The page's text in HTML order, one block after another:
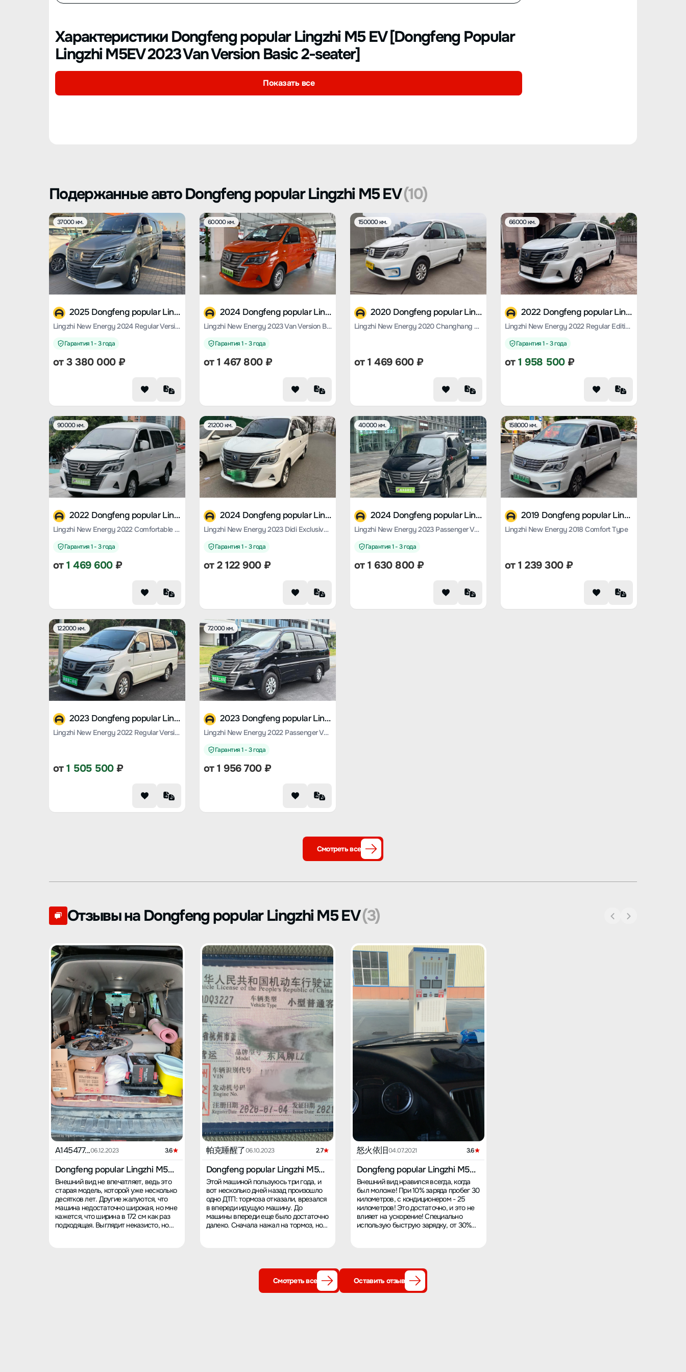
Характеристики Dongfeng popular Lingzhi M5 EV [Dongfeng Popular
Lingzhi M5EV 2023 Van Version Basic 2-seater]
Показать все
Подержанные авто Dongfeng popular Lingzhi M5 EV(10)
37000 км.
2025 Dongfeng popular Lingzhi M5 EV
Lingzhi New Energy 2024 Regular Version Basic 9-seater
Гарантия 1 - 3 года
от3 380 000₽
60000 км.
2024 Dongfeng popular Lingzhi M5 EV
Lingzhi New Energy 2023 Van Version Basic 2-seater
Гарантия 1 - 3 года
от1 467 800₽
150000 км.
2020 Dongfeng popular Lingzhi M5 EV
Lingzhi New Energy 2020 Changhang Edition Luxury 7-seater
от1 469 600₽
66000 км.
2022 Dongfeng popular Lingzhi M5 EV
Lingzhi New Energy 2022 Regular Edition Luxury 7-seater
Гарантия 1 - 3 года
от1 958 500₽
90000 км.
2022 Dongfeng popular Lingzhi M5 EV
Lingzhi New Energy 2022 Comfortable 7-seater
Гарантия 1 - 3 года
от1 469 600₽
21200 км.
2024 Dongfeng popular Lingzhi M5 EV
Lingzhi New Energy 2023 Didi Exclusive 7-seater
Гарантия 1 - 3 года
от2 122 900₽
40000 км.
2024 Dongfeng popular Lingzhi M5 EV
Lingzhi New Energy 2023 Passenger Version Classic 5-seater
Гарантия 1 - 3 года
от1 630 800₽
158000 км.
2019 Dongfeng popular Lingzhi M5 EV
Lingzhi New Energy 2018 Comfort Type
от1 239 300₽
122000 км.
2023 Dongfeng popular Lingzhi M5 EV
Lingzhi New Energy 2022 Regular Version Basic 7-seater
от1 505 500₽
72000 км.
2023 Dongfeng popular Lingzhi M5 EV
Lingzhi New Energy 2022 Passenger Version Standard 9-seater
Гарантия 1 - 3 года
от1 956 700₽
Смотреть все
Отзывы на Dongfeng popular Lingzhi M5 EV(3)
A145477...06.12.2023 3.6
Dongfeng popular Lingzhi M5
EV 2020
Внешний вид не впечатляет, ведь это
старая модель, которой уже несколько
десятков лет. Другие жалуются, что
машина недостаточно широкая, но мне
кажется, что ширина в 172 см как раз
подходящая. Выглядит неказисто, но
帕克睡醒了06.10.2023 2.7
Dongfeng popular Lingzhi M5
EV 2020
Этой машиной пользуюсь три года, и
вот несколько дней назад произошло
одно ДТП: тормоза отказали, врезался
в впереди идущую машину. До
машины впереди еще было достаточно
далеко. Сначала нажал на тормоз, но
страшно и не решаюсь опять садиться
怒火依旧04.07.2021 3.6
Dongfeng popular Lingzhi M5
EV 2020
Внешний вид нравился всегда, когда
был моложе! При 10% заряда пробег 30
километров, с кондиционером - 25
километров! Это достаточно, и это не
влияет на ускорение! Специально
использую быструю зарядку, от 30%
спать без проблем! Стоимость на
километр примерно 0,18 юаней!
Ускорение до 100 км/ч без проблем!
Легковые автомобили не догоняют! На
Смотреть все Оставить отзыв